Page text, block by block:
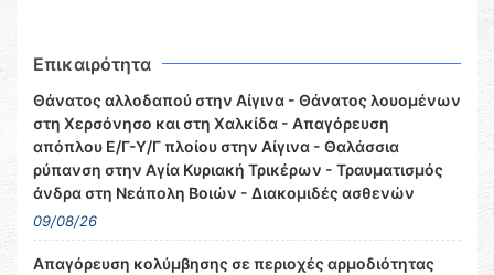
Επικαιρότητα
Θάνατος αλλοδαπού στην Αίγινα - Θάνατος λουομένων
στη Χερσόνησο και στη Χαλκίδα - Απαγόρευση
απόπλου Ε/Γ-Υ/Γ πλοίου στην Αίγινα - Θαλάσσια
ρύπανση στην Αγία Κυριακή Τρικέρων - Τραυματισμός
άνδρα στη Νεάπολη Βοιών - Διακομιδές ασθενών
09/08/26
Απαγόρευση κολύμβησης σε περιοχές αρμοδιότητας